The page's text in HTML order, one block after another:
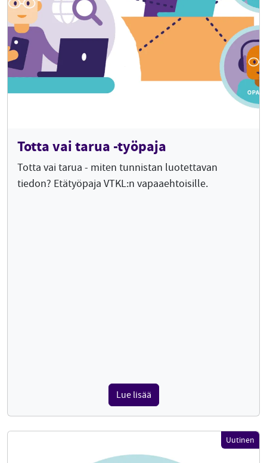
Totta vai tarua -työpaja
Totta vai tarua - miten tunnistan luotettavan
tiedon? Etätyöpaja VTKL:n vapaaehtoisille.
Lue lisää
Uutinen